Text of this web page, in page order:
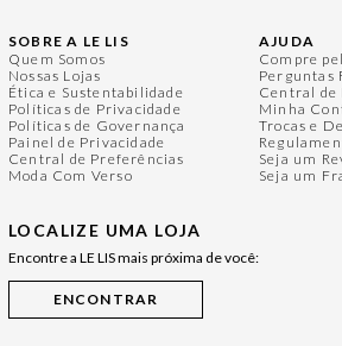
SOBRE A LE LIS
Quem Somos
Nossas Lojas
Ética e Sustentabilidade
Políticas de Privacidade
Políticas de Governança
Painel de Privacidade
Central de Preferências
Moda Com Verso
LOCALIZE UMA LOJA
Encontre a LE LIS mais próxima de você:
AJUDA
Compre
Perguntas
Central de
Minha
Trocas e
Seja um
Seja um